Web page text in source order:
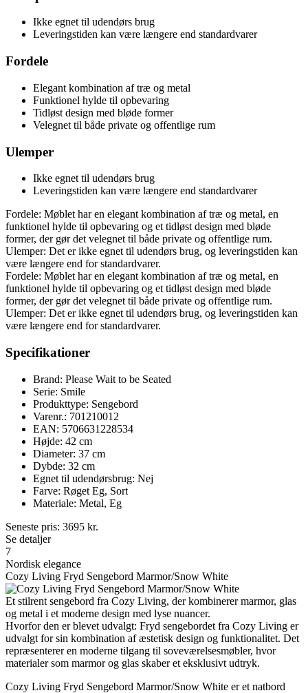
Ikke egnet til udendørs brug
Leveringstiden kan være længere end standardvarer
Fordele
Elegant kombination af træ og metal
Funktionel hylde til opbevaring
Tidløst design med bløde former
Velegnet til både private og offentlige rum
Ulemper
Ikke egnet til udendørs brug
Leveringstiden kan være længere end standardvarer
Fordele: Møblet har en elegant kombination af træ og metal, en
funktionel hylde til opbevaring og et tidløst design med bløde
former, der gør det velegnet til både private og offentlige rum.
Ulemper: Det er ikke egnet til udendørs brug, og leveringstiden kan
være længere end for standardvarer.
Fordele: Møblet har en elegant kombination af træ og metal, en
funktionel hylde til opbevaring og et tidløst design med bløde
former, der gør det velegnet til både private og offentlige rum.
Ulemper: Det er ikke egnet til udendørs brug, og leveringstiden kan
være længere end for standardvarer.
Specifikationer
Brand: Please Wait to be Seated
Serie: Smile
Produkttype: Sengebord
Varenr.: 701210012
EAN: 5706631228534
Højde: 42 cm
Diameter: 37 cm
Dybde: 32 cm
Egnet til udendørsbrug: Nej
Farve: Røget Eg, Sort
Materiale: Metal, Eg
Seneste pris: 3695 kr.
Se detaljer
7
Nordisk elegance
Cozy Living Fryd Sengebord Marmor/Snow White
Et stilrent sengebord fra Cozy Living, der kombinerer marmor, glas
og metal i et moderne design med lyse nuancer.
Hvorfor den er blevet udvalgt: Fryd sengebordet fra Cozy Living er
udvalgt for sin kombination af æstetisk design og funktionalitet. Det
repræsenterer en moderne tilgang til soveværelsesmøbler, hvor
materialer som marmor og glas skaber et eksklusivt udtryk.
Cozy Living Fryd Sengebord Marmor/Snow White er et natbord